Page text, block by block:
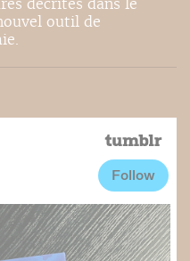
décrites dans le
outil de